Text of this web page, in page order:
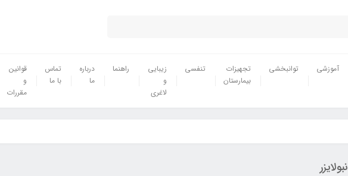
آموزشی توانبخشی
تجهیزات
بیمارستان
تنفسی
زیبایی
و
لاغری
راهنما
درباره
ما
تماس
با ما
قوانین
و
مقررات
نبولایزر